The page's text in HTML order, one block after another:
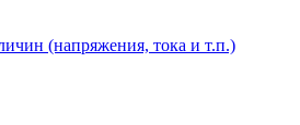
(напряжения, тока и т.п.)